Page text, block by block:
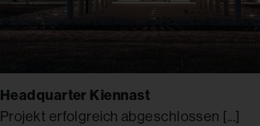
Headquarter Kiennast
Projekt erfolgreich abgeschlossen [...]